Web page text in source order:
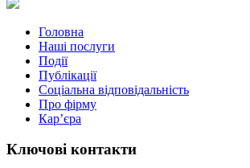
Головна
Наші послуги
Події
Публікації
Соціальна відповідальність
Про фiрму
Кар’єра
Ключові контакти